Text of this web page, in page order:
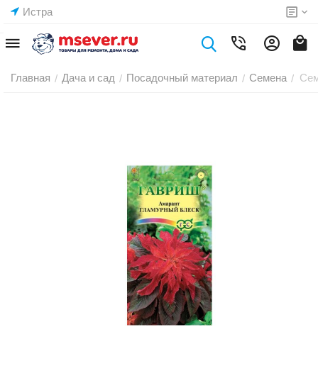
Истра
Главная / Дача и сад / Посадочный материал / Семена /